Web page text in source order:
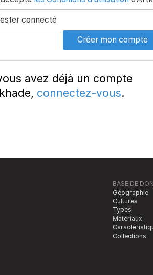
connecté
Créer mon compte
avez déjà un compte
connectez-vous.
BASE DE
Géographie
Cultures
Types
Matériaux
Collections